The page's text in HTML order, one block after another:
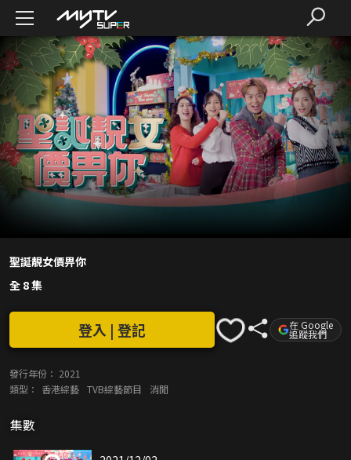
聖誕靚女價畀你
全 8 集
登入 | 登記 在 Google
追蹤我們
發行年份： 2021
類型：
香港綜藝 TVB綜藝節目 消閒
集數